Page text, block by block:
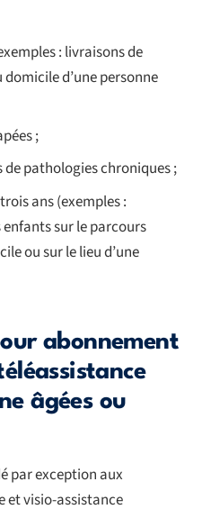
: livraisons de
d’une personne
;
pathologies chroniques ;
ans (exemples :
sur le parcours
ou sur le lieu d’une
abonnement
âgées ou
par exception aux
et visio-assistance